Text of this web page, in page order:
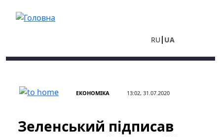
RU UA
ЕКОНОМІКА 13:02, 31.07.2020
Зеленський підписав